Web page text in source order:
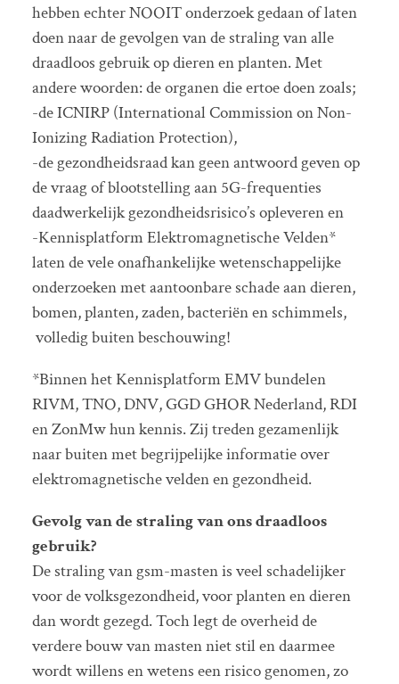
hebben echter NOOIT onderzoek gedaan of laten
doen naar de gevolgen van de straling van alle
draadloos gebruik op dieren en planten. Met
andere woorden: de organen die ertoe doen zoals;
-de ICNIRP (International Commission on Non-
Ionizing Radiation Protection),
-de gezondheidsraad kan geen antwoord geven op
de vraag of blootstelling aan 5G-frequenties
daadwerkelijk gezondheidsrisico’s opleveren en
-Kennisplatform Elektromagnetische Velden*
laten de vele onafhankelijke wetenschappelijke
onderzoeken met aantoonbare schade aan dieren,
bomen, planten, zaden, bacteriën en schimmels,
volledig buiten beschouwing!
*Binnen het Kennisplatform EMV bundelen
RIVM, TNO, DNV, GGD GHOR Nederland, RDI
en ZonMw hun kennis. Zij treden gezamenlijk
naar buiten met begrijpelijke informatie over
elektromagnetische velden en gezondheid.
Gevolg van de straling van ons draadloos
gebruik?
De straling van gsm-masten is veel schadelijker
voor de volksgezondheid, voor planten en dieren
dan wordt gezegd. Toch legt de overheid de
verdere bouw van masten niet stil en daarmee
wordt willens en wetens een risico genomen, zo